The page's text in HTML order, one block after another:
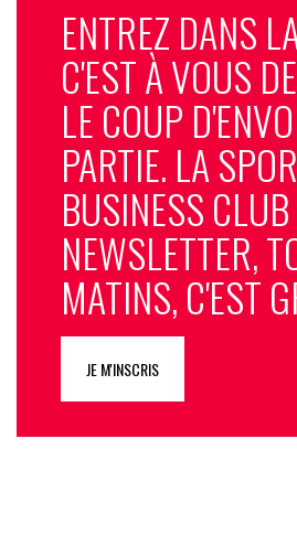
ENTREZ DANS
C'EST À VOUS
LE COUP
PARTIE. LA
BUSINESS CLUB
NEWSLETTER,
MATINS, C'EST
JE M'INSCRIS